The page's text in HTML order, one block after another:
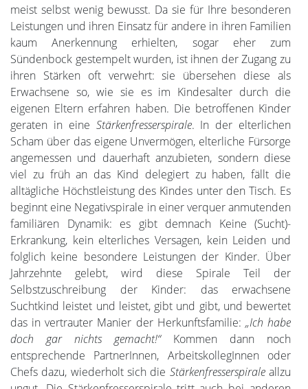
meist selbst wenig bewusst. Da sie für Ihre besonderen
Leistungen und ihren Einsatz für andere in ihren Familien
kaum Anerkennung erhielten, sogar eher zum
Sündenbock gestempelt wurden, ist ihnen der Zugang zu
ihren Stärken oft verwehrt: sie übersehen diese als
Erwachsene so, wie sie es im Kindesalter durch die
eigenen Eltern erfahren haben. Die betroffenen Kinder
geraten in eine Stärkenfresserspirale. In der elterlichen
Scham über das eigene Unvermögen, elterliche Fürsorge
angemessen und dauerhaft anzubieten, sondern diese
viel zu früh an das Kind delegiert zu haben, fällt die
alltägliche Höchstleistung des Kindes unter den Tisch. Es
beginnt eine Negativspirale in einer verquer anmutenden
familiären Dynamik: es gibt demnach Keine (Sucht)-
Erkrankung, kein elterliches Versagen, kein Leiden und
folglich keine besondere Leistungen der Kinder. Über
Jahrzehnte gelebt, wird diese Spirale Teil der
Selbstzuschreibung der Kinder: das erwachsene
Suchtkind leistet und leistet, gibt und gibt, und bewertet
das in vertrauter Manier der Herkunftsfamilie: „Ich habe
doch gar nichts gemacht!“Kommen dann noch
entsprechende PartnerInnen, ArbeitskollegInnen oder
Chefs dazu, wiederholt sich die Stärkenfresserspiraleallzu